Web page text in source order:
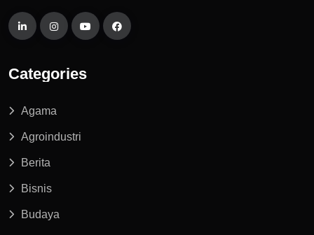
Categories
Agama
Agroindustri
Berita
Bisnis
Budaya